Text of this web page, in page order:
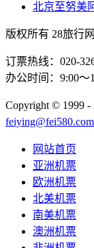
北京至努美
版权所有 28旅行网
订票热线：020-
办公时间：9:00～
Copyright © 1999 -
feiying@fei580.com
网站首页
亚洲机票
欧洲机票
北美机票
南美机票
澳洲机票